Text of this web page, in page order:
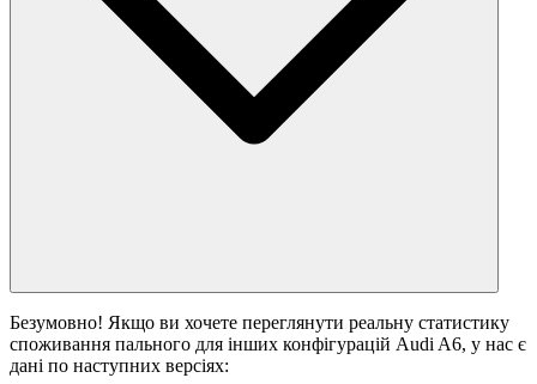
Безумовно! Якщо ви хочете переглянути реальну статистику
споживання пального для інших конфігурацій Audi A6, у нас є
дані по наступних версіях: